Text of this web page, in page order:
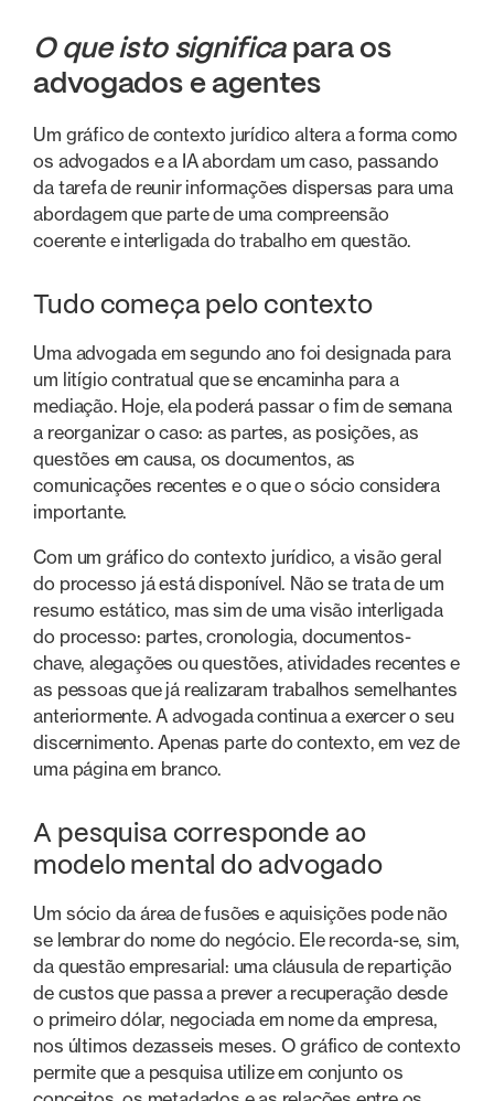
O que isto significapara os
advogados e agentes
Um gráfico de contexto jurídico altera a forma como
os advogados e a IA abordam um caso, passando
da tarefa de reunir informações dispersas para uma
abordagem que parte de uma compreensão
coerente e interligada do trabalho em questão.
Tudo começa pelo contexto
Uma advogada em segundo ano foi designada para
um litígio contratual que se encaminha para a
mediação. Hoje, ela poderá passar o fim de semana
a reorganizar o caso: as partes, as posições, as
questões em causa, os documentos, as
comunicações recentes e o que o sócio considera
importante.
Com um gráfico do contexto jurídico, a visão geral
do processo já está disponível. Não se trata de um
resumo estático, mas sim de uma visão interligada
do processo: partes, cronologia, documentos-
chave, alegações ou questões, atividades recentes e
as pessoas que já realizaram trabalhos semelhantes
anteriormente. A advogada continua a exercer o seu
discernimento. Apenas parte do contexto, em vez de
uma página em branco.
A pesquisa corresponde ao
modelo mental do advogado
Um sócio da área de fusões e aquisições pode não
se lembrar do nome do negócio. Ele recorda-se, sim,
da questão empresarial: uma cláusula de repartição
de custos que passa a prever a recuperação desde
o primeiro dólar, negociada em nome da empresa,
nos últimos dezasseis meses. O gráfico de contexto
permite que a pesquisa utilize em conjunto os